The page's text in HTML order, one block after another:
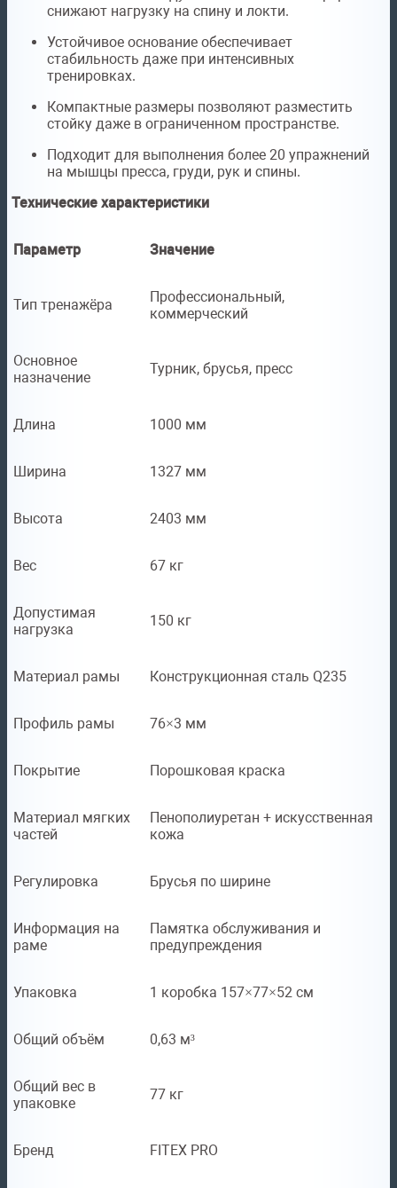
снижают нагрузку на спину и локти.
Устойчивое основание обеспечивает
стабильность даже при интенсивных
тренировках.
Компактные размеры позволяют разместить
стойку даже в ограниченном пространстве.
Подходит для выполнения более 20 упражнений
на мышцы пресса, груди, рук и спины.
Технические характеристики
Параметр Значение
Тип тренажёра
Профессиональный,
коммерческий
Основное
назначение
Турник, брусья, пресс
Длина 1000 мм
Ширина 1327 мм
Высота 2403 мм
Вес 67 кг
Допустимая
нагрузка
150 кг
Материал рамы Конструкционная сталь Q235
Профиль рамы 76×3 мм
Покрытие Порошковая краска
Материал мягких
частей
Пенополиуретан + искусственная
кожа
Регулировка Брусья по ширине
Информация на
раме
Памятка обслуживания и
предупреждения
Упаковка 1 коробка 157×77×52 см
Общий объём 0,63 м³
Общий вес в
упаковке
77 кг
Бренд FITEX PRO